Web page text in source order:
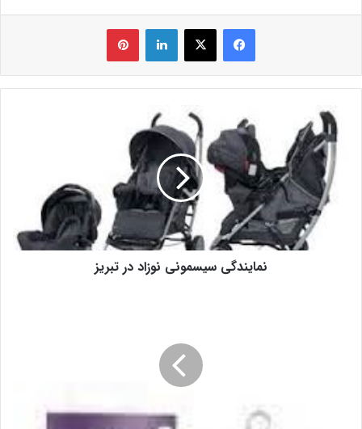
فیس بوک X لینکدین ‫پین‌ترست
نمایندگی سیسمونی نوزاد در تبریز